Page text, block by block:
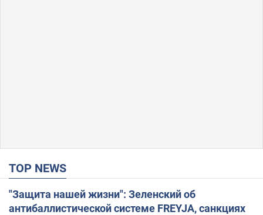
TOP NEWS
"Защита нашей жизни": Зеленский об
антибаллистической системе FREYJA, санкциях